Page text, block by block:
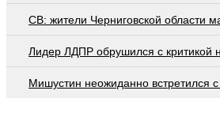
СВ: жители Черниговской области
Лидер ЛДПР обрушился с критикой
Мишустин неожиданно